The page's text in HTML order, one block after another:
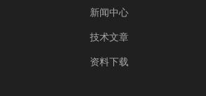
新闻中心
技术文章
资料下载